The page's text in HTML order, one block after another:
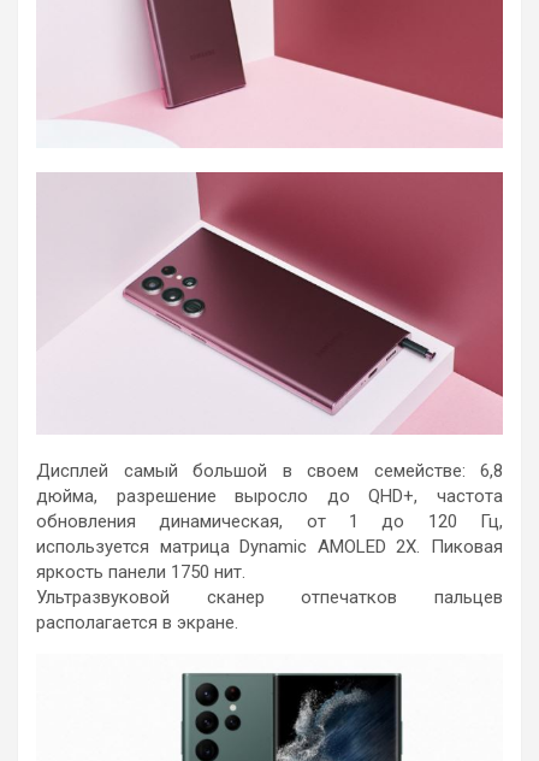
Дисплей самый большой в своем семействе: 6,8
дюйма, разрешение выросло до QHD+, частота
обновления динамическая, от 1 до 120 Гц,
используется матрица Dynamic AMOLED 2X. Пиковая
яркость панели 1750 нит.
Ультразвуковой сканер отпечатков пальцев
располагается в экране.